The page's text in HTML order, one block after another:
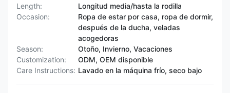
Length:
Longitud media/hasta la rodilla
Occasion:
Ropa de estar por casa, ropa de dormir,
después de la ducha, veladas
acogedoras
Season:
Otoño, Invierno, Vacaciones
Customization:
ODM, OEM disponible
Care Instructions: Lavado en la máquina frío, seco bajo